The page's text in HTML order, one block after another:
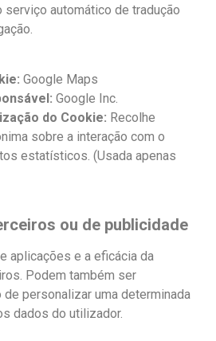
automático de tradução
Google Maps
Google Inc.
do Cookie: Recolhe
sobre a interação com o
estatísticos. (Usada apenas
ou de publicidade
aplicações e a eficácia da
Podem também ser
personalizar uma determinada
dados do utilizador.